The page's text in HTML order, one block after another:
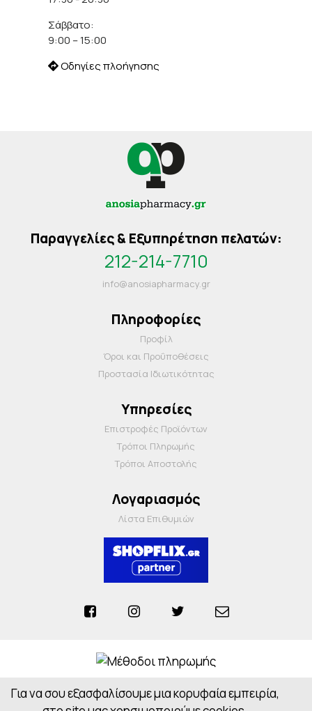
Σάββατο:
9:00 – 15:00
Οδηγίες πλοήγησης
Παραγγελίες & Εξυπηρέτηση πελατών:
212-214-7710
info@anosiapharmacy.gr
Πληροφορίες
Προφίλ
Όροι και Προΰποθέσεις
Προστασία Ιδιωτικότητας
Υπηρεσίες
Επιστροφές Προϊόντων
Τρόποι Πληρωμής
Τρόποι Αποστολής
Λογαριασμός
Λίστα Επιθυμιών
Anosiapharmacy © 2026 - All Rights Reserved
Powered byCloudOn
Για να σου εξασφαλίσουμε μια κορυφαία εμπειρία,